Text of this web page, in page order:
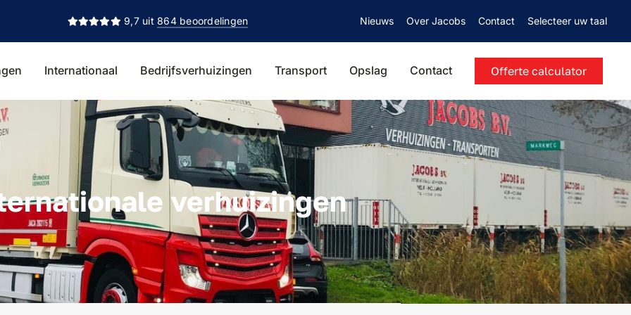
9,7 uit864 beoordelingen Nieuws Over Jacobs Contact Selecteer uw taal
Internationaal Bedrijfsverhuizingen Transport Opslag Contact Offerte calculator
verhuizingen